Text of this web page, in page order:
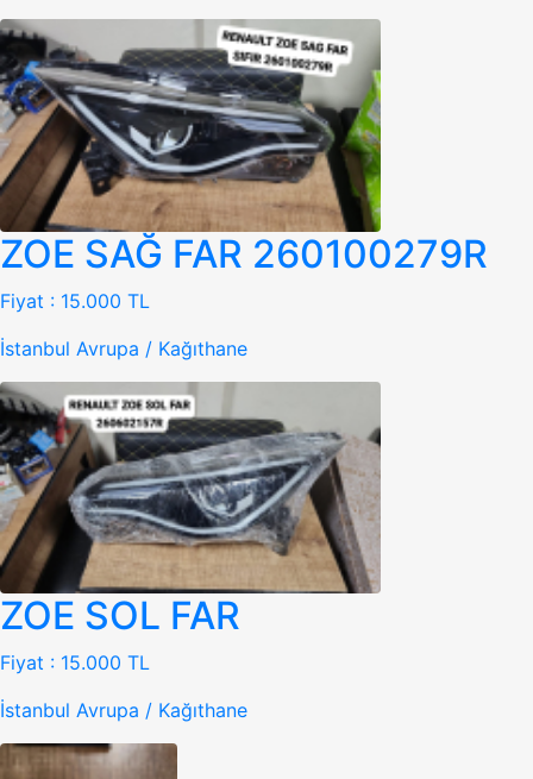
ZOE SAĞ FAR 260100279R
Fiyat : 15.000 TL
İstanbul Avrupa / Kağıthane
ZOE SOL FAR
Fiyat : 15.000 TL
İstanbul Avrupa / Kağıthane